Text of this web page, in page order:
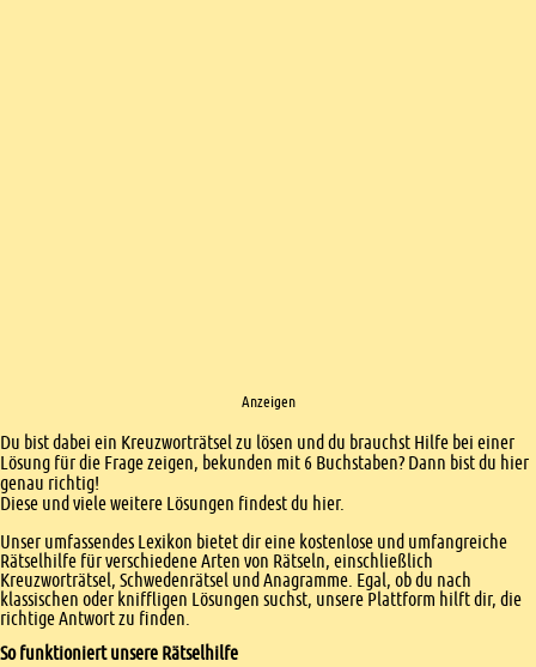
Anzeigen
Einleitung
Du bist dabei ein Kreuzworträtsel zu lösen und du brauchst Hilfe bei einer
Lösung für die Frage zeigen, bekunden mit 6 Buchstaben? Dann bist du hier
genau richtig!
Diese und viele weitere Lösungen findest du hier.
Unser umfassendes Lexikon bietet dir eine kostenlose und umfangreiche
Rätselhilfe für verschiedene Arten von Rätseln, einschließlich
Kreuzworträtsel, Schwedenrätsel und Anagramme. Egal, ob du nach
klassischen oder kniffligen Lösungen suchst, unsere Plattform hilft dir, die
richtige Antwort zu finden.
So funktioniert unsere Rätselhilfe